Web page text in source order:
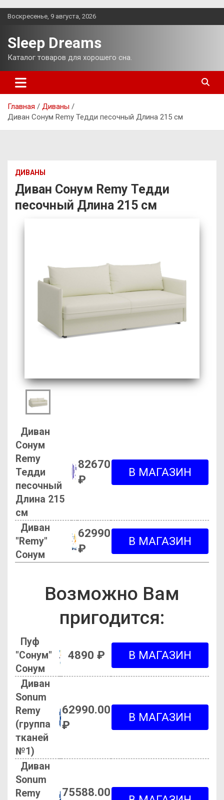
Перейти
Воскресенье, 9 августа, 2026
Sleep Dreams
Каталог товаров для хорошего сна.
Главная
Диваны
Диван Сонум Remy Тедди песочный Длина 215 см
ДИВАНЫ
Диван Сонум Remy Тедди
песочный Длина 215 см
Диван
Сонум
Remy
Тедди
песочный
Длина 215
см
82670
₽
Диван
"Remy"
Сонум
62990
₽
Возможно Вам
пригодится:
Пуф
"Сонум"
Сонум
4890 ₽
Диван
Sonum
Remy
(группа
тканей
№1)
62990.00
₽
Диван
Sonum
Remy
75588.00